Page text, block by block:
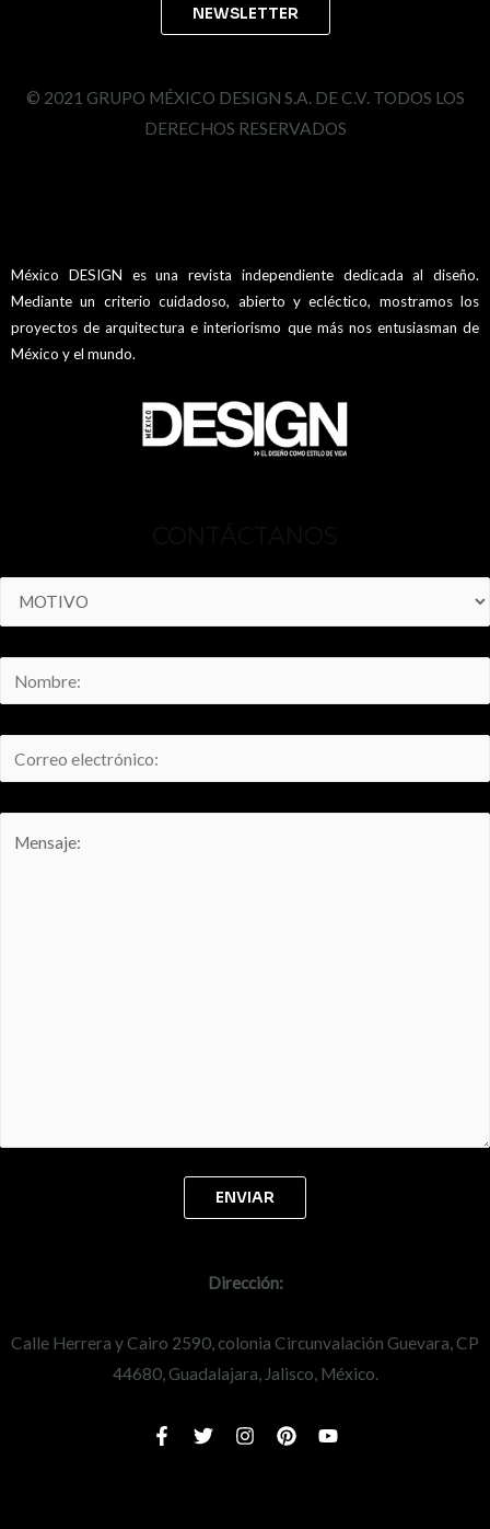
© 2021 GRUPO MÉXICO DESIGN S.A. DE C.V. TODOS LOS
DERECHOS RESERVADOS
México DESIGN es una revista independiente dedicada al diseño.
Mediante un criterio cuidadoso, abierto y ecléctico, mostramos los
proyectos de arquitectura e interiorismo que más nos entusiasman de
México y el mundo.
CONTÁCTANOS
Dirección:
Calle Herrera y Cairo 2590, colonia Circunvalación Guevara, CP
44680, Guadalajara, Jalisco, México.